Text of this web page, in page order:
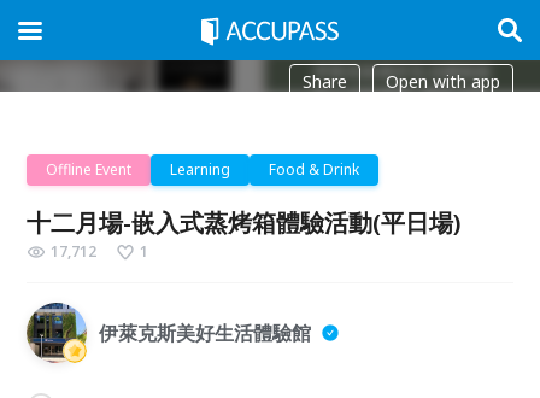
Share Open with app
Offline Event Learning Food & Drink
十二月場-嵌入式蒸烤箱體驗活動(平日場)
17,712 1
伊萊克斯美好生活體驗館